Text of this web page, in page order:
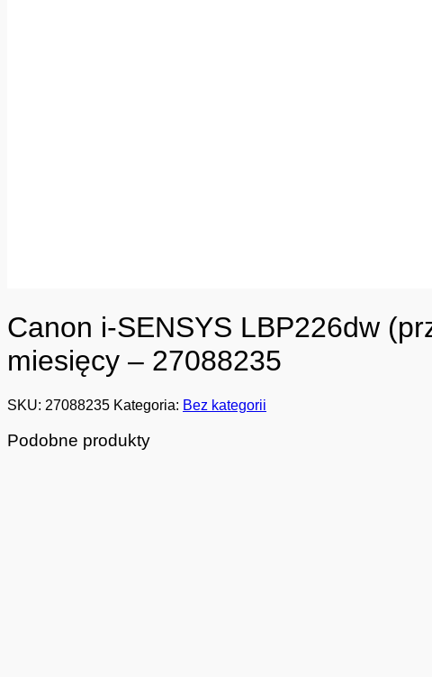
Canon i-SENSYS LBP226dw
miesięcy – 27088235
SKU: 27088235 Kategoria: Bez kategorii
Podobne produkty